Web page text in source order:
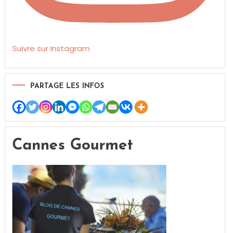
Suivre sur Instagram
PARTAGE LES INFOS
Cannes Gourmet